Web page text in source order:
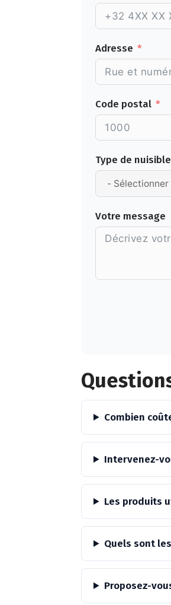
Adresse
Code postal
Type de nuisible
Votre message
Combien
Intervenez-
Les produits
Quels sont
Proposez-